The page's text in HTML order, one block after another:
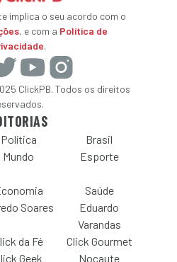
implica o seu acordo com o
, e com a Política de
.
ClickPB. Todos os direitos
Política
Brasil
Mundo Esporte
Saúde
Soares
Eduardo
Varandas
da Fé
Click Gourmet
Geek Nocaute